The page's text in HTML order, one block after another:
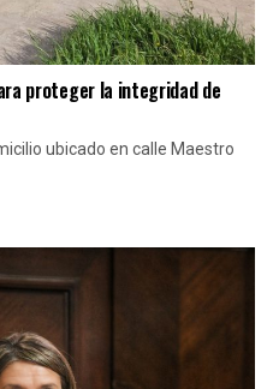
proteger la integridad de
ubicado en calle Maestro